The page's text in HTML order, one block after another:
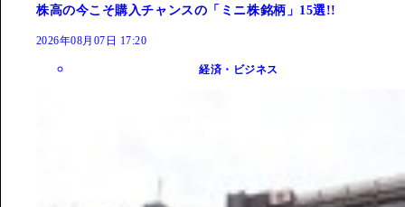
株高の今こそ購入チャンスの「ミニ株銘柄」15選!!
2026年08月07日 17:20
経済・ビジネス